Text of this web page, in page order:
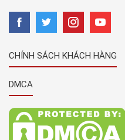
CHÍNH SÁCH KHÁCH HÀNG
DMCA